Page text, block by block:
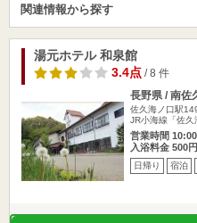
関連情報から探す
湯元ホテル 和泉館
3.4点/ 8 件
長野県 / 南佐
佐久海ノ口駅
JR小海線「佐
営業時間
入浴料金 500
日帰り 宿泊